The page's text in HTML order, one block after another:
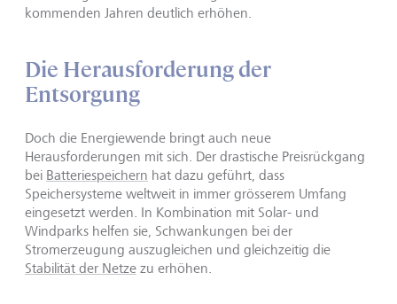
kommenden Jahren deutlich erhöhen.
Die Herausforderung der
Entsorgung
Doch die Energiewende bringt auch neue
Herausforderungen mit sich. Der drastische Preisrückgang
bei Batteriespeichern hat dazu geführt, dass
Speichersysteme weltweit in immer grösserem Umfang
eingesetzt werden. In Kombination mit Solar- und
Windparks helfen sie, Schwankungen bei der
Stromerzeugung auszugleichen und gleichzeitig die
Stabilität der Netze zu erhöhen.